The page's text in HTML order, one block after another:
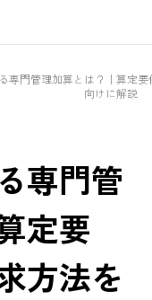
専門管理加算とは？｜算定
向けに解説
専門管
定要
方法を